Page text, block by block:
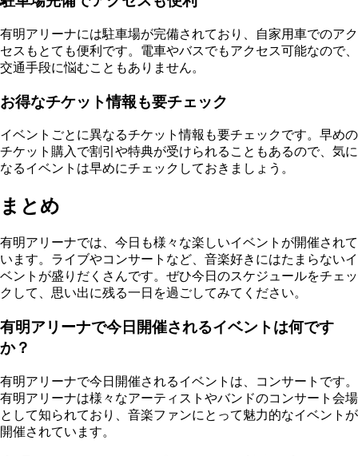
有明アリーナには駐車場が完備されており、自家用車でのアク
セスもとても便利です。電車やバスでもアクセス可能なので、
交通手段に悩むこともありません。
お得なチケット情報も要チェック
イベントごとに異なるチケット情報も要チェックです。早めの
チケット購入で割引や特典が受けられることもあるので、気に
なるイベントは早めにチェックしておきましょう。
まとめ
有明アリーナでは、今日も様々な楽しいイベントが開催されて
います。ライブやコンサートなど、音楽好きにはたまらないイ
ベントが盛りだくさんです。ぜひ今日のスケジュールをチェッ
クして、思い出に残る一日を過ごしてみてください。
有明アリーナで今日開催されるイベントは何です
か？
有明アリーナで今日開催されるイベントは、コンサートです。
有明アリーナは様々なアーティストやバンドのコンサート会場
として知られており、音楽ファンにとって魅力的なイベントが
開催されています。